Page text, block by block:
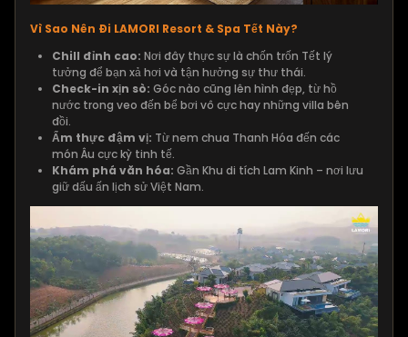
Vì Sao Nên Đi LAMORI Resort & Spa Tết Này?
Chill đỉnh cao: Nơi đây thực sự là chốn trốn Tết lý
tưởng để bạn xả hơi và tận hưởng sự thư thái.
Check-in xịn sò: Góc nào cũng lên hình đẹp, từ hồ
nước trong veo đến bể bơi vô cực hay những villa bên
đồi.
Ẩm thực đậm vị: Từ nem chua Thanh Hóa đến các
món Âu cực kỳ tinh tế.
Khám phá văn hóa: Gần Khu di tích Lam Kinh – nơi lưu
giữ dấu ấn lịch sử Việt Nam.